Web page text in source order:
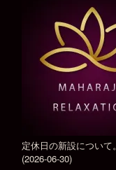
定休日の新設について。
(2026-06-30)